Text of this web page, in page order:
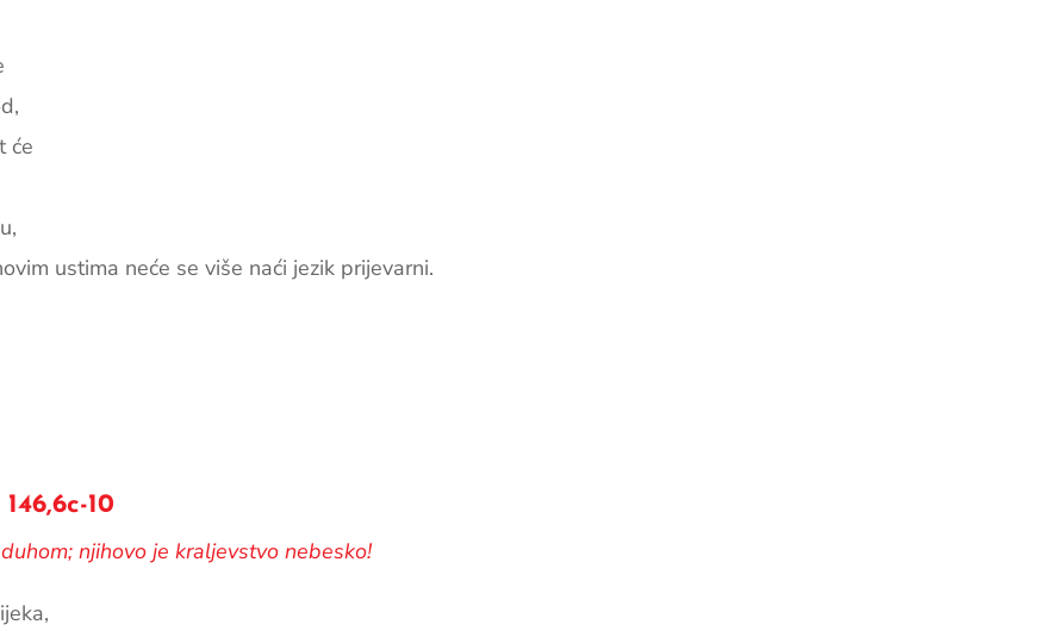
će
ustima neće se više naći jezik prijevarni.
10
njihovo je kraljevstvo nebesko!